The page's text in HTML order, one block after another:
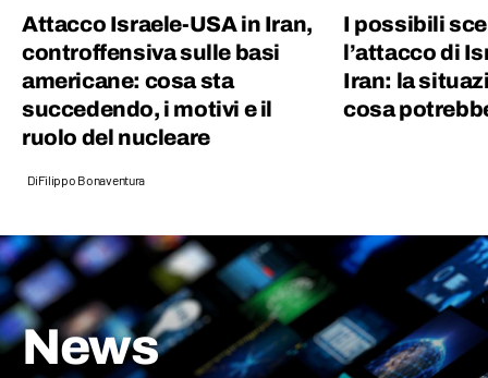
Attacco Israele-USA in Iran,
controffensiva sulle basi
americane: cosa sta
succedendo, i motivi e il
ruolo del nucleare
DiFilippo Bonaventura
I possibili
l’attacco di
Iran: la
cosa
News